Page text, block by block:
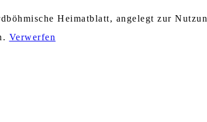
Heimatblatt, angelegt zur
Verwerfen